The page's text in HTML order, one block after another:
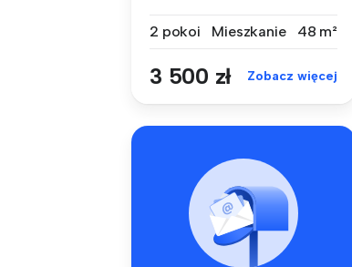
2 pokoi
Mieszkanie 48 m²
3 500 zł Zobacz więcej